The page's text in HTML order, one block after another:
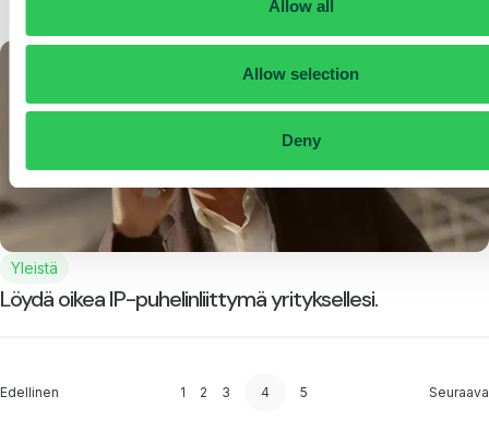
Allow all
Allow selection
Deny
Yleistä
Löydä oikea IP-puhelinliittymä yrityksellesi.
Edellinen 1 2 3 4 5 Seuraava